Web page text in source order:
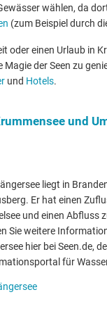
wählen, da
(zum Beispiel durch
oder einen Urlaub in
Magie der Seen zu
und Hotels.
und
liegt in
Er hat einen
und einen Abfluss
Sie weitere
hier bei Seen.de,
für